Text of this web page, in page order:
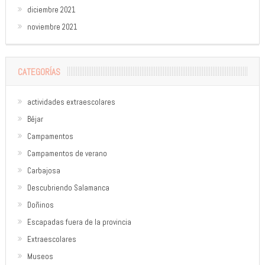
diciembre 2021
noviembre 2021
CATEGORÍAS
actividades extraescolares
Béjar
Campamentos
Campamentos de verano
Carbajosa
Descubriendo Salamanca
Doñinos
Escapadas fuera de la provincia
Extraescolares
Museos